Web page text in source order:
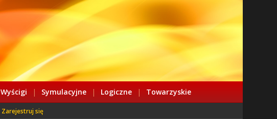
Wyścigi | Symulacyjne | Logiczne | Towarzyskie
Zarejestruj się